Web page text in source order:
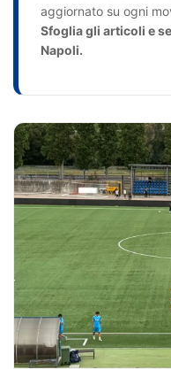
aggiornato su ogni
Sfoglia gli articoli e
Napoli.